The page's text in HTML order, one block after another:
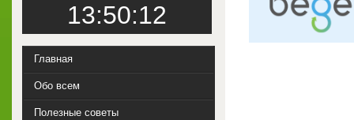
13:50:13
Главная
Обо всем
Полезные советы